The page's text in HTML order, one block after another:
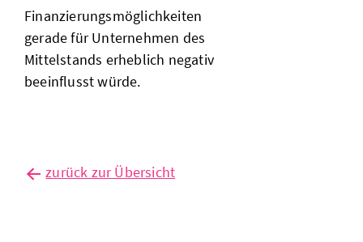
Finanzierungsmöglichkeiten
gerade für Unternehmen des
Mittelstands erheblich negativ
beeinflusst würde.
zurück zur Übersicht